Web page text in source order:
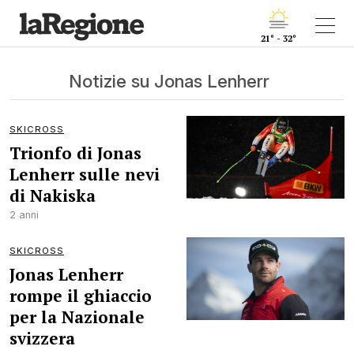
21° - 32°
Notizie su Jonas Lenherr
SKICROSS
Trionfo di Jonas
Lenherr sulle nevi
di Nakiska
2 anni
SKICROSS
Jonas Lenherr
rompe il ghiaccio
per la Nazionale
svizzera